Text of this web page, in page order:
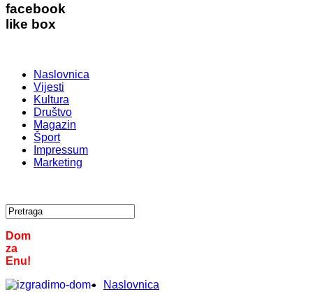
facebook
like box
Naslovnica
Vijesti
Kultura
Društvo
Magazin
Šport
Impressum
Marketing
Dom
za
Enu!
Naslovnica